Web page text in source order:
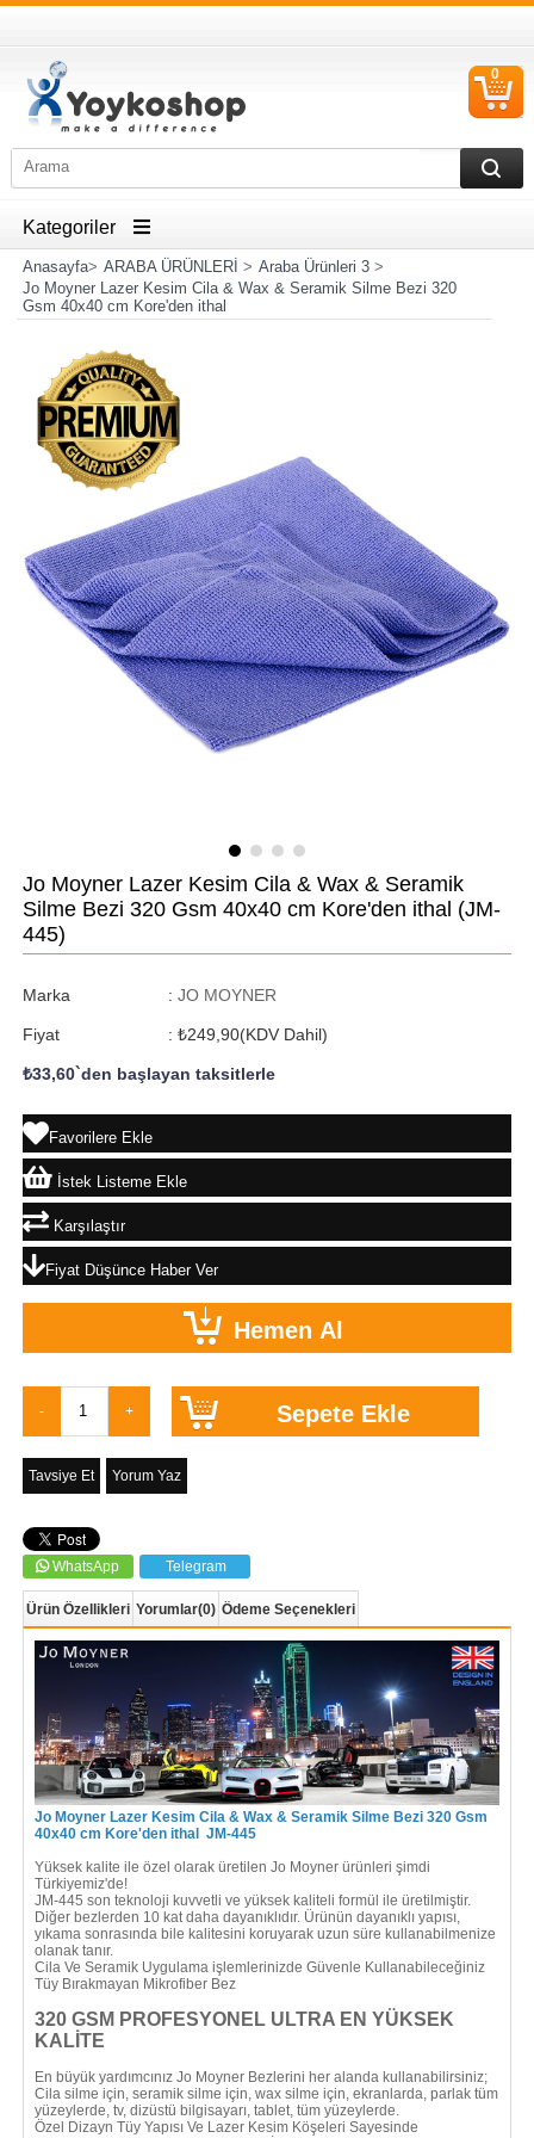
0
Kategoriler
Anasayfa> ARABA ÜRÜNLERİ > Araba Ürünleri 3>
Jo Moyner Lazer Kesim Cila & Wax & Seramik Silme Bezi 320
Gsm 40x40 cm Kore'den ithal
Jo Moyner Lazer Kesim Cila & Wax & Seramik
Silme Bezi 320 Gsm 40x40 cm Kore'den ithal (JM-
445)
Marka : JO MOYNER
Fiyat : ₺249,90(KDV Dahil)
₺33,60`den başlayan taksitlerle
Favorilere Ekle
İstek Listeme Ekle
Karşılaştır
Fiyat Düşünce Haber Ver
Tavsiye Et Yorum Yaz
WhatsApp Telegram
Ürün Özellikleri Yorumlar(0) Ödeme Seçenekleri
Jo Moyner Lazer Kesim Cila & Wax & Seramik Silme Bezi 320 Gsm
40x40 cm Kore'den ithal JM-445
Yüksek kalite ile özel olarak üretilen Jo Moyner ürünleri şimdi
Türkiyemiz'de!
JM-445 son teknoloji kuvvetli ve yüksek kaliteli formül ile üretilmiştir.
Diğer bezlerden 10 kat daha dayanıklıdır. Ürünün dayanıklı yapısı,
yıkama sonrasında bile kalitesini koruyarak uzun süre kullanabilmenize
olanak tanır.
Cila Ve Seramik Uygulama işlemlerinizde Güvenle Kullanabileceğiniz
Tüy Bırakmayan Mikrofiber Bez
320 GSM PROFESYONEL ULTRA EN YÜKSEK
KALİTE
En büyük yardımcınız Jo Moyner Bezlerini her alanda kullanabilirsiniz;
Cila silme için, seramik silme için, wax silme için, ekranlarda, parlak tüm
yüzeylerde, tv, dizüstü bilgisayarı, tablet, tüm yüzeylerde.
Özel Dizayn Tüy Yapısı Ve Lazer Kesim Köşeleri Sayesinde